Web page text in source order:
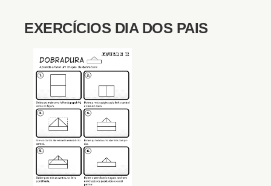
EXERCÍCIOS DIA DOS PAIS